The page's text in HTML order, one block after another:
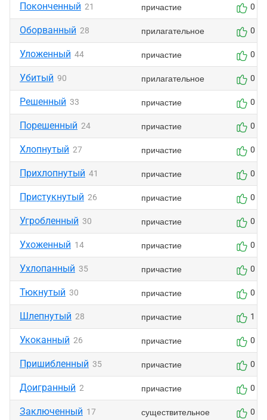
Поконченный 21 причастие 0
Оборванный 28 прилагательное 0
Уложенный 44 причастие 0
Убитый 90 прилагательное 0
Решенный 33 причастие 0
Порешенный 24 причастие 0
Хлопнутый 27 причастие 0
Прихлопнутый 41 причастие 0
Пристукнутый 26 причастие 0
Угробленный 30 причастие 0
Ухоженный 14 причастие 0
Ухлопанный 35 причастие 0
Тюкнутый 30 причастие 0
Шлепнутый 28 причастие 1
Укоканный 26 причастие 0
Пришибленный 35 причастие 0
Доигранный 2 причастие 0
Заключенный 17 существительное 0